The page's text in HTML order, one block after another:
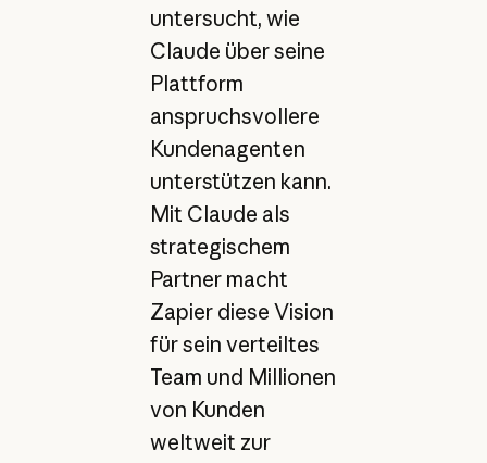
untersucht, wie
Claude über seine
Plattform
anspruchsvollere
Kundenagenten
unterstützen kann.
Mit Claude als
strategischem
Partner macht
Zapier diese Vision
für sein verteiltes
Team und Millionen
von Kunden
weltweit zur